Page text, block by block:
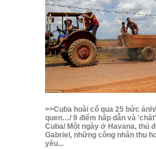
>>Cuba hoài cổ qua 25 bức
quen…/ 9 điểm hấp dẫn và
Cuba/ Một ngày ở Havana, thủ
Gabriel, những công nhân thu
yếu...